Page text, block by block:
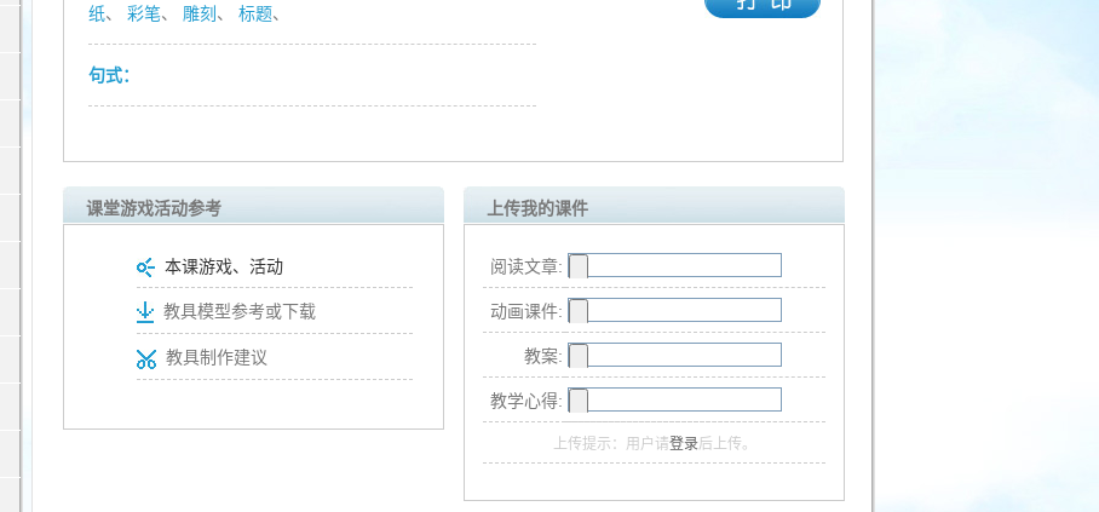
纸、 彩笔、 雕刻 、 标题、
句式：
课堂游戏活动参考
本课游戏、活动
教具模型参考或下载
教具制作建议
上传我的课件
阅读文章:
动画课件:
教案:
教学心得:
上传提示：用户请登录后上传。